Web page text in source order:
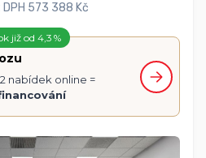
DPH 573 388 Kč
již od 4,3 %
nabídek online =